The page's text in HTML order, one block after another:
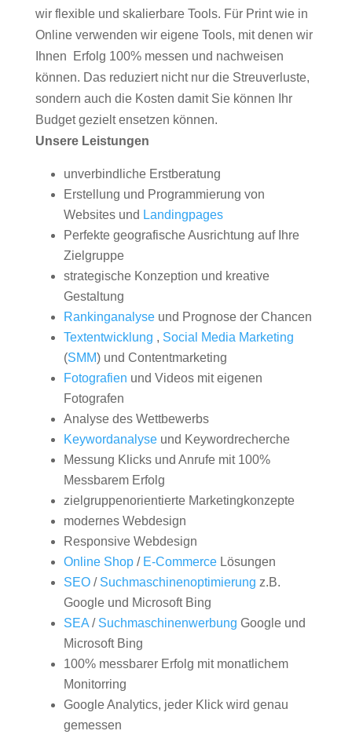
wir flexible und skalierbare Tools. Für Print wie in
Online verwenden wir eigene Tools, mit denen wir
Ihnen Erfolg 100% messen und nachweisen
können. Das reduziert nicht nur die Streuverluste,
sondern auch die Kosten damit Sie können Ihr
Budget gezielt ensetzen können.
Unsere Leistungen
unverbindliche Erstberatung
Erstellung und Programmierung von
Websites und Landingpages
Perfekte geografische Ausrichtung auf Ihre
Zielgruppe
strategische Konzeption und kreative
Gestaltung
Rankinganalyseund Prognose der Chancen
Textentwicklung , Social Media Marketing
(SMM) und Contentmarketing
Fotografien und Videos mit eigenen
Fotografen
Analyse des Wettbewerbs
Keywordanalyseund Keywordrecherche
Messung Klicks und Anrufe mit 100%
Messbarem Erfolg
zielgruppenorientierte Marketingkonzepte
modernes Webdesign
Responsive Webdesign
Online Shop/ E-CommerceLösungen
SEO/ Suchmaschinenoptimierung z.B.
Google und Microsoft Bing
SEA/ Suchmaschinenwerbung Google und
Microsoft Bing
100% messbarer Erfolg mit monatlichem
Monitorring
Google Analytics, jeder Klick wird genau
gemessen